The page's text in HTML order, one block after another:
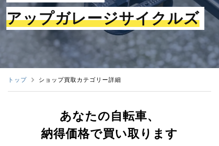
アップガレージサイクルズ
トップ ショップ買取カテゴリー詳細
あなたの自転車、
納得価格で買い取ります